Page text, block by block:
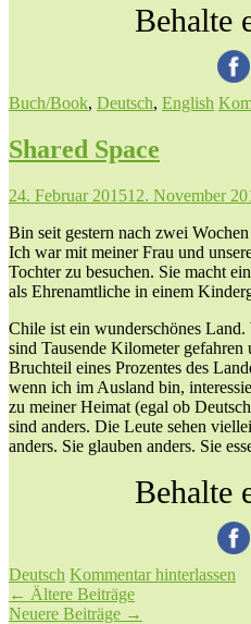
Behalte
Buch/Book, Deutsch, English
Shared Space
24. Februar 201512. November
Bin seit gestern nach zwei
Ich war mit meiner Frau und
Tochter zu besuchen. Sie macht
als Ehrenamtliche in einem
Chile ist ein wunderschönes
sind Tausende Kilometer gefahren
Bruchteil eines Prozentes des
wenn ich im Ausland bin,
zu meiner Heimat (egal ob
sind anders. Die Leute sehen
anders. Sie glauben anders. Sie
Behalte
Deutsch Kommentar hinterlassen
Beitragsnavigation
← Ältere Beiträge
Neuere Beiträge →